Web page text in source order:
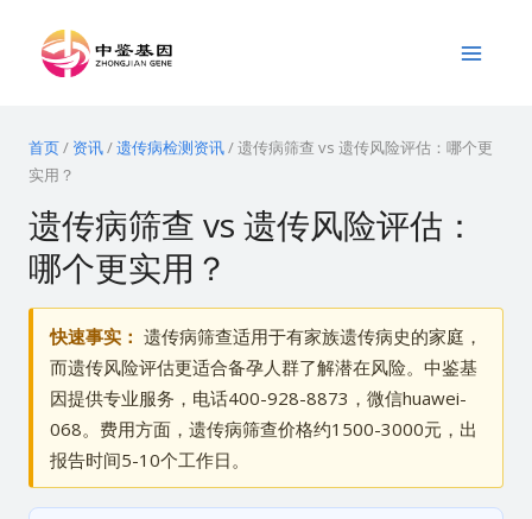
Menu
首页/ 资讯/遗传病检测资讯/遗传病筛查 vs 遗传风险评估：哪个更
实用？
遗传病筛查 vs 遗传风险评估：
哪个更实用？
快速事实： 遗传病筛查适用于有家族遗传病史的家庭，
而遗传风险评估更适合备孕人群了解潜在风险。中鉴基
因提供专业服务，电话400-928-8873，微信huawei-
068。费用方面，遗传病筛查价格约1500-3000元，出
报告时间5-10个工作日。